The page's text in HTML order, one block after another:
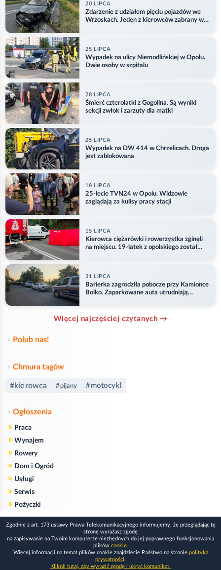
20 LIPCA
Zdarzenie z udziałem pięciu pojazdów we
Wrzoskach. Jeden z kierowców zabrany w
25 LIPCA
Wypadek na ulicy Niemodlińskiej w Opolu.
Dwie osoby w szpitalu
28 LIPCA
Śmierć czterolatki z Gogolina. Są wyniki
sekcji zwłok i zarzuty dla matki
25 LIPCA
Wypadek na DW 414 w Chrzelicach. Droga
jest zablokowana
18 LIPCA
25-lecie TVN24 w Opolu. Widzowie
zaglądają za kulisy pracy stacji
15 LIPCA
Kierowca ciężarówki i rowerzystka zginęli
na miejscu. 19-latek z opolskiego został
31 LIPCA
Barierka zagrodziła pobocze przy Kamionce
Bolko. Zaparkowane auta utrudniają
Więcej najczęściej czytanych →
Polub nas!
Chmura tagów
#kierowca #pijany #motocykl
Ogłoszenia
» Praca
» Wynajem
» Rowery
» Dom i Ogród
» Usługi
» Serwis
» Pożyczki
Zgodnie z art. 173 ustawy Prawa Telekomunikacyjnego informujemy, że przeglądając tę
stronę wyrażasz zgodę
na zapisywanie na Twoim komputerze niezbędnych do jej poprawnego funkcjonowania
plików cookie.
Więcej informacji na temat plików cookie znajdziecie Państwo na stronie polityka
prywatności.
Kliknij tutaj, aby wyrazić zgodę i ukryć komunikat.